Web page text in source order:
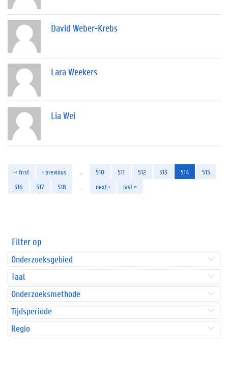
David Weber-Krebs
Lara Weekers
Lia Wei
« first ‹ previous 510 511 512 513 514
515
516
517 518 next › last »
Filter op
Onderzoeksgebied
Taal
Onderzoeksmethode
Tijdsperiode
Regio